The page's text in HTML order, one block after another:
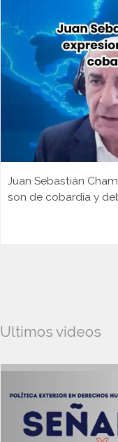
Juan Sebastián
son de cobardía y
Ultimos videos